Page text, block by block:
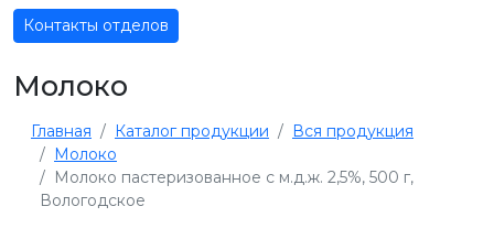
Контакты отделов
Молоко
Главная Каталог продукции
Вся продукция
Молоко
Молоко пастеризованное с м.д.ж. 2,5%, 500 г,
Вологодское